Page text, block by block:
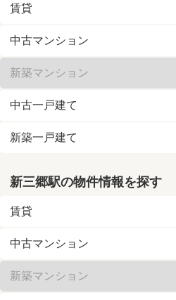
賃貸
中古マンション
新築マンション
中古一戸建て
新築一戸建て
新三郷駅の物件情報を探す
賃貸
中古マンション
新築マンション